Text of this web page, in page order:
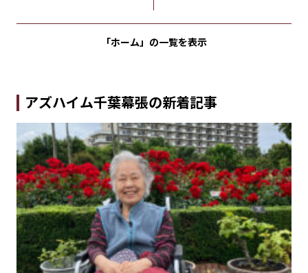
「ホーム」の一覧を表示
アズハイム千葉幕張の新着記事